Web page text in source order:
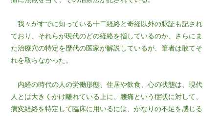
我々がすでに知っている十二経絡と奇経以外の脉証も記され
ており、それらが現代のどの経絡を指しているのか、さらにま
た治療穴の特定を歴代の医家が解説しているが、筆者は敢てそ
れを取らなかった。
内経の時代の人の労働形態、住居や飲食、心の状態は、現代
人とは大きくかけ離れている上に、腰痛という症状に対して、
病変経絡を特定して臨床に用いるには、かなりの不足を感じる